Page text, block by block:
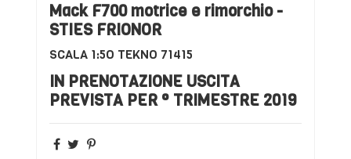
Mack F700 motrice e rimorchio -
STIES FRIONOR
SCALA 1:5O TEKNO 71415
IN PRENOTAZIONE USCITA
PREVISTA PER ° TRIMESTRE 2019